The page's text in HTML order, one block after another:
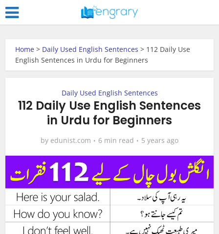
Home > Daily Used English Sentences > 112 Daily Use
English Sentences in Urdu for Beginners
Daily Used English Sentences
112 Daily Use English Sentences
in Urdu for Beginners
by edunist.com 6 min read 5 years ago